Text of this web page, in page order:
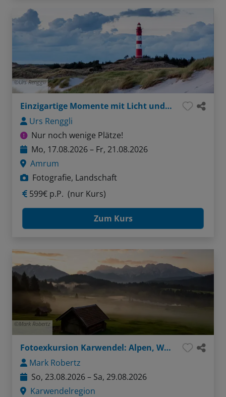
Urs Renggli
Einzigartige Momente mit Licht und Kamera
Urs Renggli
Nur noch wenige Plätze!
Mo, 17.08.2026 – Fr, 21.08.2026
Amrum
Fotografie, Landschaft
599€ p.P. (nur Kurs)
Zum Kurs
Mark Robertz
Fotoexkursion Karwendel: Alpen, Wasser, Felsen
Mark Robertz
So, 23.08.2026 – Sa, 29.08.2026
Karwendelregion